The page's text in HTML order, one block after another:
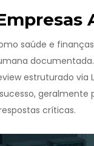
saúde e
estruturado via
geralmente
críticas.